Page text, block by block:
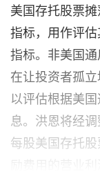
美国存托股票
指标，用作评
指标。非美国
在让投资者孤
以评估根据美
息。洪恩将经
每股美国存托
净收益。经调